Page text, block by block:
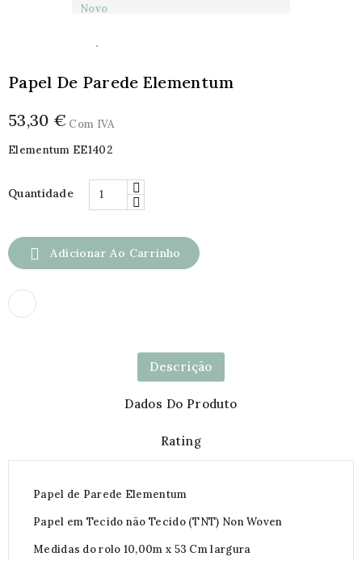
Novo
Papel De Parede Elementum
53,30 € Com IVA
Elementum EE1402
Quantidade
 Adicionar Ao Carrinho
Descrição
Dados Do Produto
Rating
Papel de Parede Elementum
Papel em Tecido não Tecido (TNT) Non Woven
Medidas do rolo 10,00m x 53 Cm largura